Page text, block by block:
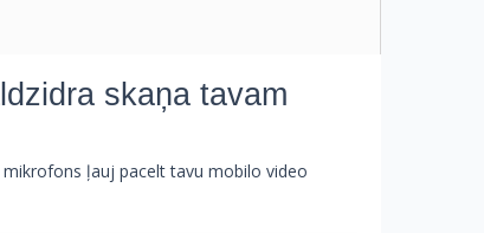
skaņa tavam
ļauj pacelt tavu mobilo video